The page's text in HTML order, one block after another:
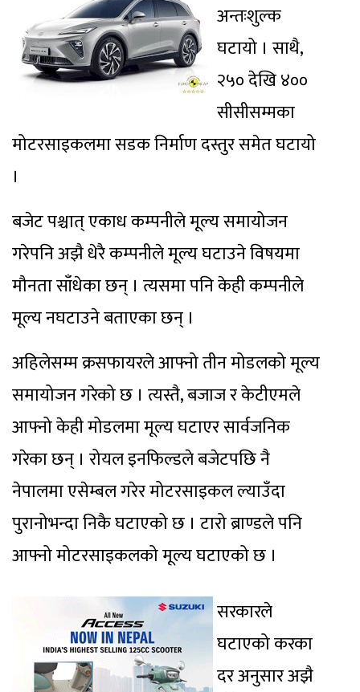
अन्तःशुल्क
घटायो । साथै,
२५० देखि ४००
सीसीसम्मका
मोटरसाइकलमा सडक निर्माण दस्तुर समेत घटायो
।
बजेट पश्चात् एकाध कम्पनीले मूल्य समायोजन
गरेपनि अझै धेरै कम्पनीले मूल्य घटाउने विषयमा
मौनता साँधेका छन् । त्यसमा पनि केही कम्पनीले
मूल्य नघटाउने बताएका छन् ।
अहिलेसम्म क्रसफायरले आफ्नो तीन मोडलको मूल्य
समायोजन गरेको छ । त्यस्तै, बजाज र केटीएमले
आफ्नो केही मोडलमा मूल्य घटाएर सार्वजनिक
गरेका छन् । रोयल इनफिल्डले बजेटपछि नै
नेपालमा एसेम्बल गरेर मोटरसाइकल ल्याउँदा
पुरानोभन्दा निकै घटाएको छ । टारो ब्राण्डले पनि
आफ्नो मोटरसाइकलको मूल्य घटाएको छ ।
सरकारले
घटाएको करका
दर अनुसार अझै